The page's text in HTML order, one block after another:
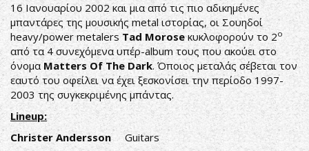
16 Ιανουαρίου 2002 και μια από τις πιο αδικημένες
μπαντάρες της μουσικής metal ιστορίας, οι Σουηδοί
heavy/power metalers Tad Moroseκυκλοφορούν το 2ο
από τα 4 συνεχόμενα υπέρ-album τους που ακούει στο
όνομαMatters Of The Dark. Όποιος μεταλάς σέβεται τον
εαυτό του οφείλει να έχει ξεσκονίσει την περίοδο 1997-
2003 της συγκεκριμένης μπάντας.
Lineup:
Christer Andersson Guitars